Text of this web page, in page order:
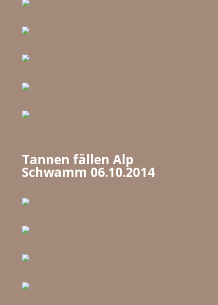
Tannen fällen Alp
Schwamm 06.10.2014